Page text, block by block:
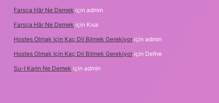
Farsça Hâr Ne Demek için admin
Farsça Hâr Ne Demek için Kısa
Hostes Olmak Için Kaç Dil Bilmek Gerekiyor için admin
Hostes Olmak Için Kaç Dil Bilmek Gerekiyor için Defne
Su-I Karin Ne Demek için admin